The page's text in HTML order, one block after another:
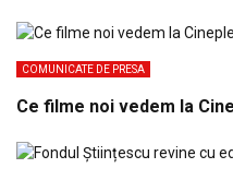
COMUNICATE DE PRESA
Ce filme noi vedem la